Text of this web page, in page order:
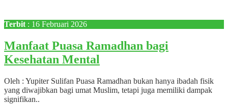
Terbit : 16 Februari 2026
Manfaat Puasa Ramadhan bagi
Kesehatan Mental
Oleh : Yupiter Sulifan Puasa Ramadhan bukan hanya ibadah fisik
yang diwajibkan bagi umat Muslim, tetapi juga memiliki dampak
signifikan..